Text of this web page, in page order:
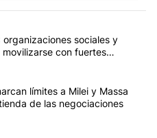
con más comentarios en los
"San Cayetano 2026:
sociales y
con fuertes
"Los gobernadores
límites a Milei y Massa
de las negociaciones